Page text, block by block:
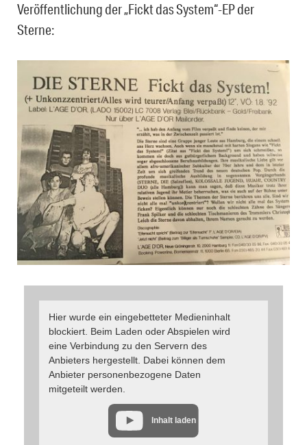
Veröffentlichung der „Fickt das System“-EP der
Sterne:
Hier wurde ein eingebetteter Medieninhalt
blockiert. Beim Laden oder Abspielen wird
eine Verbindung zu den Servern des
Anbieters hergestellt. Dabei können dem
Anbieter personenbezogene Daten
mitgeteilt werden.
Inhalt laden